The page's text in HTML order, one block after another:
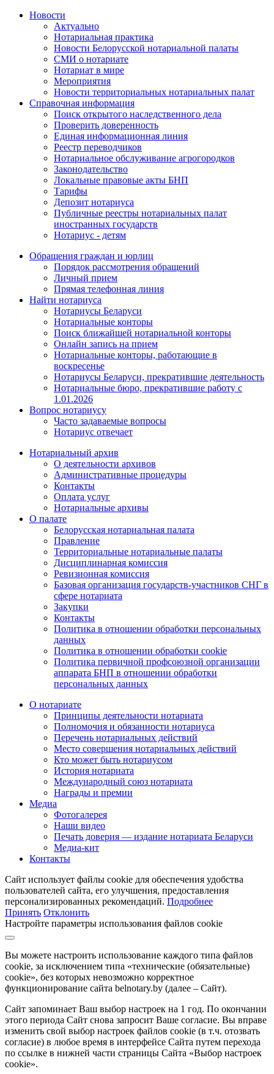
Новости
Актуально
Нотариальная практика
Новости Белорусской нотариальной палаты
СМИ о нотариате
Нотариат в мире
Мероприятия
Новости территориальных нотариальных палат
Справочная информация
Поиск открытого наследственного дела
Проверить доверенность
Единая информационная линия
Реестр переводчиков
Нотариальное обслуживание агрогородков
Законодательство
Локальные правовые акты БНП
Тарифы
Депозит нотариуса
Публичные реестры нотариальных палат
иностранных государств
Нотариус - детям
Обращения граждан и юрлиц
Порядок рассмотрения обращений
Личный прием
Прямая телефонная линия
Найти нотариуса
Нотариусы Беларуси
Нотариальные конторы
Поиск ближайшей нотариальной конторы
Онлайн запись на прием
Нотариальные конторы, работающие в
воскресенье
Нотариусы Беларуси, прекратившие деятельность
Нотариальные бюро, прекратившие работу с
1.01.2026
Вопрос нотариусу
Часто задаваемые вопросы
Нотариус отвечает
Нотариальный архив
О деятельности архивов
Административные процедуры
Контакты
Оплата услуг
Нотариальные архивы
О палате
Белорусская нотариальная палата
Правление
Территориальные нотариальные палаты
Дисциплинарная комиссия
Ревизионная комиссия
Базовая организация государств-участников СНГ в
сфере нотариата
Закупки
Контакты
Политика в отношении обработки персональных
данных
Политика в отношении обработки cookie
Политика первичной профсоюзной организации
аппарата БНП в отношении обработки
персональных данных
О нотариате
Принципы деятельности нотариата
Полномочия и обязанности нотариуса
Перечень нотариальных действий
Место совершения нотариальных действий
Кто может быть нотариусом
История нотариата
Международный союз нотариата
Награды и премии
Медиа
Фотогалерея
Наши видео
Печать доверия — издание нотариата Беларуси
Медиа-кит
Контакты
Сайт использует файлы cookie для обеспечения удобства
пользователей сайта, его улучшения, предоставления
персонализированных рекомендаций. Подробнее
Принять Отклонить
Настройте параметры использования файлов cookie
Вы можете настроить использование каждого типа файлов
cookie, за исключением типа «технические (обязательные)
cookie», без которых невозможно корректное
функционирование сайта belnotary.by (далее – Сайт).
Сайт запоминает Ваш выбор настроек на 1 год. По окончании
этого периода Сайт снова запросит Ваше согласие. Вы вправе
изменить свой выбор настроек файлов cookie (в т.ч. отозвать
согласие) в любое время в интерфейсе Сайта путем перехода
по ссылке в нижней части страницы Сайта «Выбор настроек
cookie».